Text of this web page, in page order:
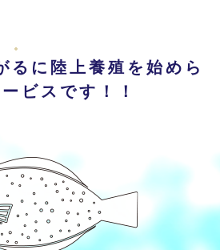
る に陸上養殖を始めら
ビスです！！